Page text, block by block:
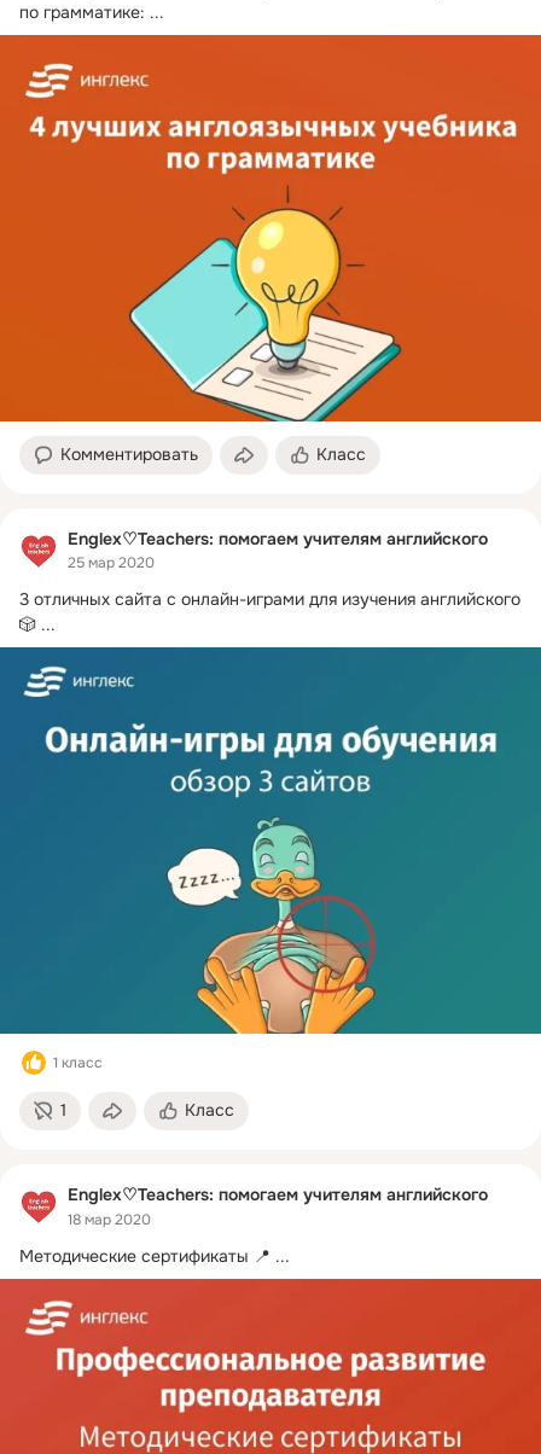
по грамматике: ...
Комментировать Класс
Englex♡Teachers: помогаем учителям английского
25 мар 2020
3 отличных сайта с онлайн-играми для изучения английского
🎲 ...
1 класс
1 Класс
Englex♡Teachers: помогаем учителям английского
18 мар 2020
Методические сертификаты 📍 ...